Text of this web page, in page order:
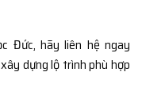
Đức, hãy liên hệ ngay
dựng lộ trình phù hợp